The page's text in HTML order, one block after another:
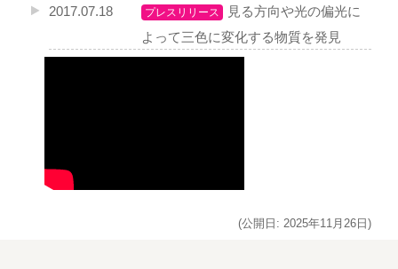
2017.07.18
プレスリリース
見る方向や光の偏光に
よって三色に変化する物質を発見
(公開日: 2025年11月26日)